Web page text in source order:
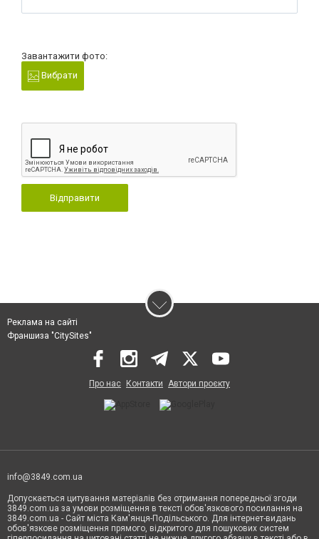
Завантажити фото:
Вибрати
Відправити
Реклама на сайті
Франшиза "CitySites"
Про нас Контакти Автори проєкту
info@3849.com.ua
Допускається цитування матеріалів без отримання попередньої згоди
3849.com.ua за умови розміщення в тексті обов'язкового посилання на
3849.com.ua - Сайт міста Кам'янця-Подільського. Для інтернет-видань
обов'язкове розміщення прямого, відкритого для пошукових систем